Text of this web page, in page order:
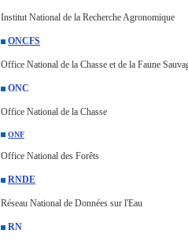
Institut National de la Recherche Agronomique
ONCFS
Office National de la Chasse et de la Faune
ONC
Office National de la Chasse
ONF
Office National des Forêts
RNDE
Réseau National de Données sur l'Eau
RN